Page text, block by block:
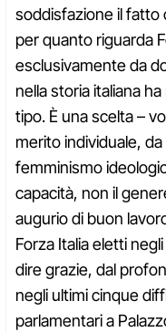
soddisfazione il fatto
per quanto riguarda
esclusivamente da
nella storia italiana
tipo. È una scelta –
merito individuale,
femminismo
capacità, non il
augurio di buon
Forza Italia eletti
dire grazie, dal
negli ultimi cinque
parlamentari a